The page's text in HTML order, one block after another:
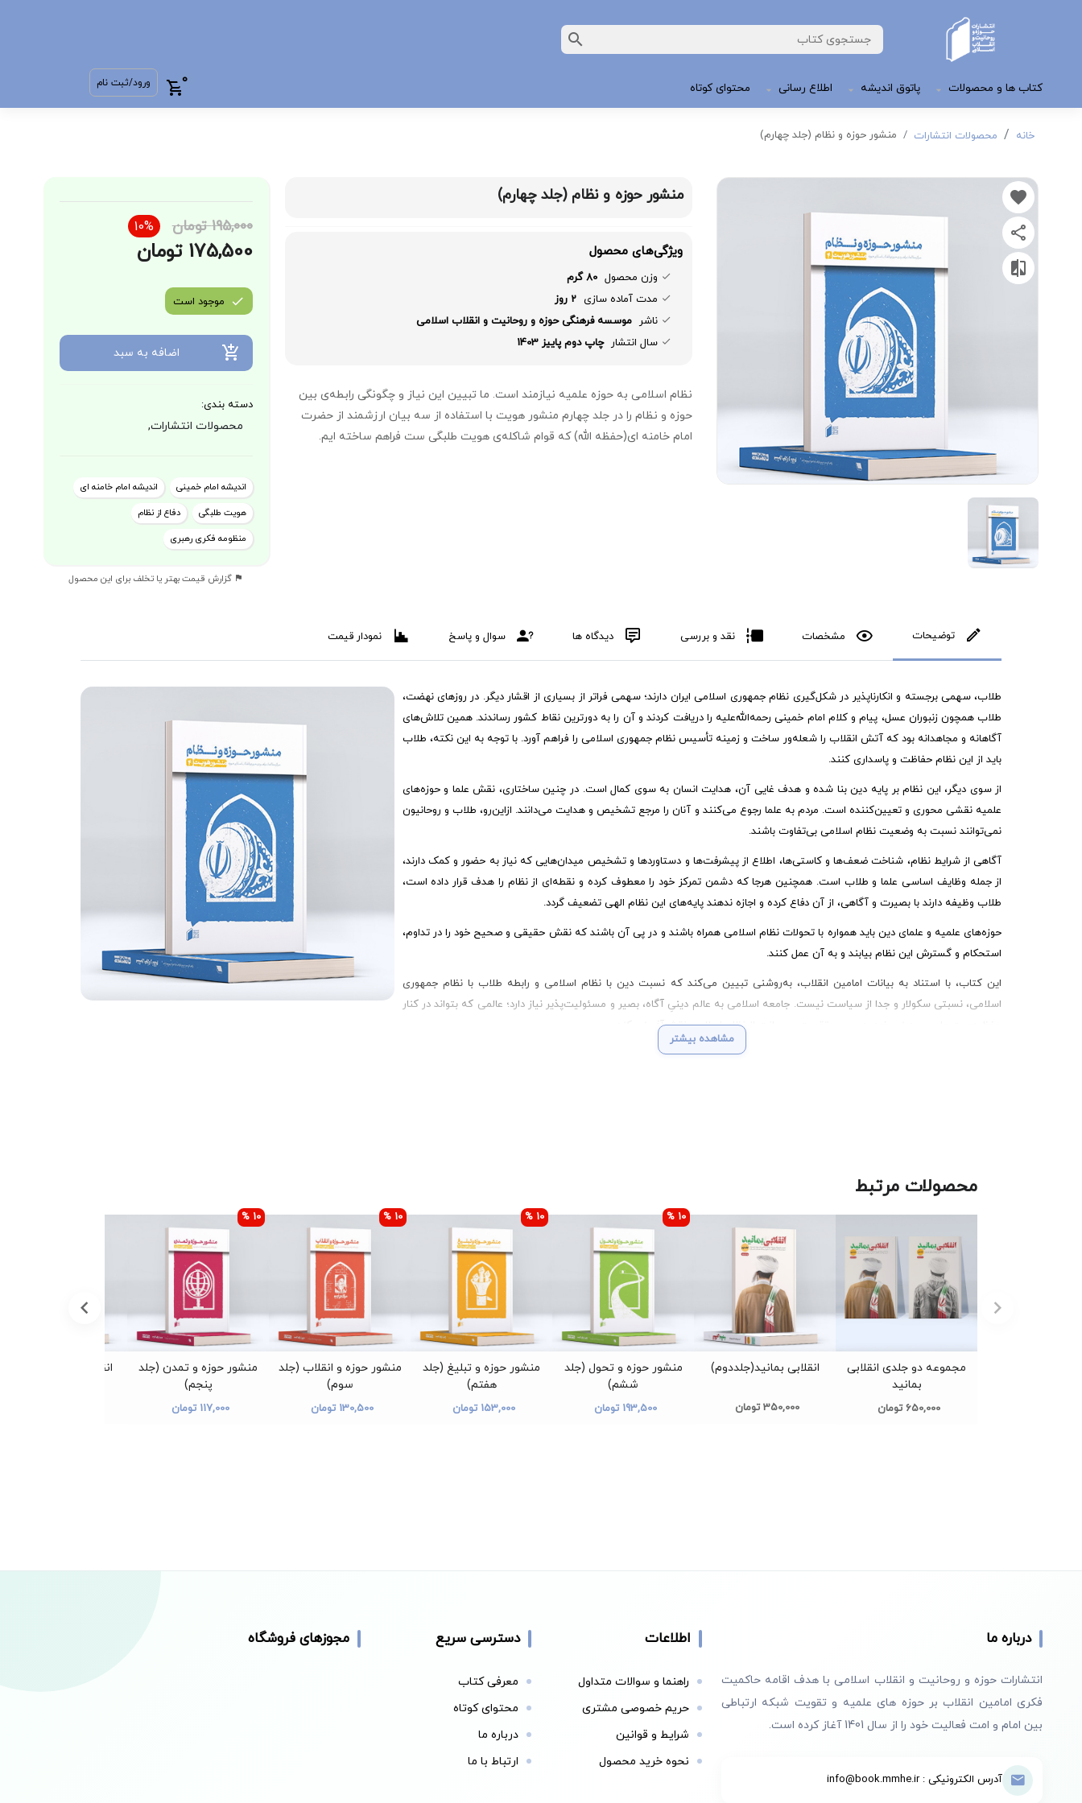
کتاب ها و محصولات پاتوق اندیشه اطلاع رسانی محتوای کوتاه
0 ورود/ثبت نام
خانه محصولات انتشارات منشور حوزه و نظام (جلد چهارم)
منشور حوزه و نظام (جلد چهارم)
ویژگی‌های محصول
وزن محصول 80 گرم
مدت آماده سازی 2 روز
ناشر موسسه فرهنگی حوزه و روحانیت و انقلاب اسلامی
سال انتشار چاپ دوم پاییز 1403
نظام اسلامی به حوزه علمیه نیازمند است. ما تبیین این نیاز و چگونگی رابطه‌ی بین
حوزه و نظام را در جلد چهارم منشور هویت با استفاده از سه بیان ارزشمند از حضرت
امام خامنه ای(حفظه الله) که قوام شاکله‌ی هویت طلبگی ست فراهم ساخته ایم.
195,000 تومان 10%
175,500 تومان
موجود است
اضافه به سبد
دسته بندی:
محصولات انتشارات,
اندیشه امام خمینی
اندیشه امام خامنه ای
هویت طلبگی
دفاع از نظام
منظومه فکری رهبری
گزارش قیمت بهتر یا تخلف برای این محصول
توضیحات مشخصات نقد و بررسی دیدگاه ها سوال و پاسخ نمودار قیمت
طلاب، سهمی برجسته و انکارناپذیر در شکل‌گیری نظام جمهوری اسلامی ایران دارند؛ سهمی فراتر از بسیاری از اقشار دیگر. در روزهای نهضت،
طلاب همچون زنبوران عسل، پیام و کلام امام خمینی رحمه‌الله‌علیه را دریافت کردند و آن را به دورترین نقاط کشور رساندند. همین تلاش‌های
آگاهانه و مجاهدانه بود که آتش انقلاب را شعله‌ور ساخت و زمینه تأسیس نظام جمهوری اسلامی را فراهم آورد. با توجه به این نکته، طلاب
باید از این نظام حفاظت و پاسداری کنند.
از سوی دیگر، این نظام بر پایه دین بنا شده و هدف غایی آن، هدایت انسان به سوی کمال است. در چنین ساختاری، نقش علما و حوزه‌های
علمیه نقشی محوری و تعیین‌کننده است. مردم به علما رجوع می‌کنند و آنان را مرجع تشخیص و هدایت می‌دانند. ازاین‌رو، طلاب و روحانیون
نمی‌توانند نسبت به وضعیت نظام اسلامی بی‌تفاوت باشند.
آگاهی از شرایط نظام، شناخت ضعف‌ها و کاستی‌ها، اطلاع از پیشرفت‌ها و دستاوردها و تشخیص میدان‌هایی که نیاز به حضور و کمک دارند،
از جمله وظایف اساسی علما و طلاب است. همچنین هرجا که دشمن تمرکز خود را معطوف کرده و نقطه‌ای از نظام را هدف قرار داده است،
طلاب وظیفه دارند با بصیرت و آگاهی، از آن دفاع کرده و اجازه ندهند پایه‌های این نظام الهی تضعیف گردد.
حوزه‌های علمیه و علمای دین باید همواره با تحولات نظام اسلامی همراه باشند و در پی آن باشند که نقش حقیقی و صحیح خود را در تداوم،
استحکام و گسترش این نظام بیابند و به آن عمل کنند.
این کتاب، با استناد به بیانات امامین انقلاب، به‌روشنی تبیین می‌کند که نسبت دین با نظام اسلامی و رابطه طلاب با نظام جمهوری
اسلامی، نسبتی سکولار و جدا از سیاست نیست. جامعه اسلامی به عالم دینیِ آگاه، بصیر و مسئولیت‌پذیر نیاز دارد؛ عالمی که بتواند در کنار
حفظ هویت علمی و دینی خود، در مسیر تقویت و صیانت از نظام اسلامی نقش‌آفرینی کند.
مطالعه این کتاب به طلاب کمک می‌کند تا آنها وظیفه‌ی خود، در قبال نظام جمهوری اسلامی ایران را، به‌درستی بشناسند و نقش خود را در
مشاهده بیشتر
محصولات مرتبط
مجموعه دو جلدی انقلابی
بمانید
650,000 تومان
انقلابی بمانید(جلددوم)
350,000 تومان
منشور حوزه و تحول (جلد
ششم)
193,500 تومان
10 %
منشور حوزه و تبلیغ (جلد
هفتم)
153,000 تومان
10 %
منشور حوزه و انقلاب (جلد
سوم)
130,500 تومان
10 %
منشور حوزه و تمدن (جلد
پنجم)
117,000 تومان
10 %
انقلابی بمانید (جلد اول)
درباره ما
انتشارات حوزه و روحانیت و انقلاب اسلامی با هدف اقامه حاکمیت
فکری امامین انقلاب بر حوزه های علمیه و تقویت شبکه ارتباطی
بین امام و امت فعالیت خود را از سال 1401 آغاز کرده است.
آدرس الکترونیکی : info@book.mmhe.ir
اطلاعات
راهنما و سوالات متداول
حریم خصوصی مشتری
شرایط و قوانین
نحوه خرید محصول
دسترسی سریع
معرفی کتاب
محتوای کوتاه
درباره ما
ارتباط با ما
مجوزهای فروشگاه